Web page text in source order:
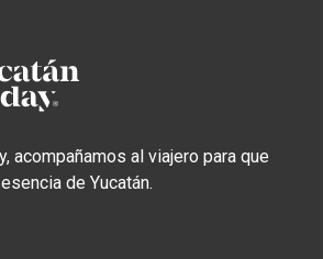
acompañamos al viajero para que
de Yucatán.